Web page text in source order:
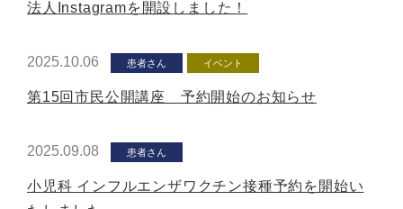
法人Instagramを開設しました！
2025.10.06 患者さん イベント
第15回市民公開講座 予約開始のお知らせ
2025.09.08 患者さん
小児科 インフルエンザワクチン接種予約を開始い